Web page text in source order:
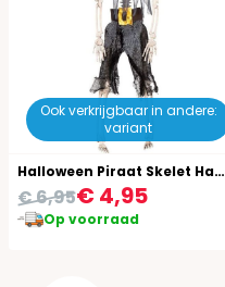
Ook verkrijgbaar in andere:
variant
Halloween Piraat Skelet Hangend
€ 4,95
€ 6,95
Op voorraad